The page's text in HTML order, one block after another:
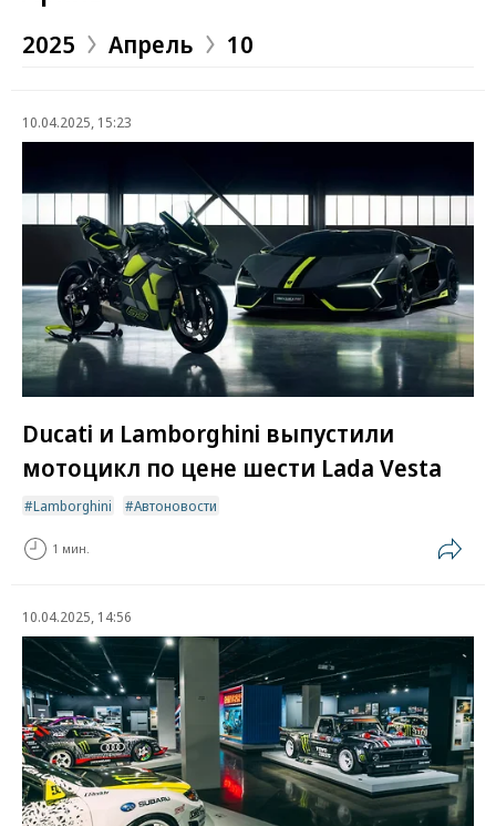
2025 Апрель 10
10.04.2025, 15:23
Ducati и Lamborghini выпустили
мотоцикл по цене шести Lada Vesta
Lamborghini Автоновости
1 мин.
10.04.2025, 14:56